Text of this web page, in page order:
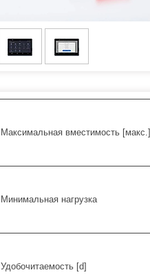
Максимальная вместимость [макс.]
Минимальная нагрузка
Удобочитаемость [d]